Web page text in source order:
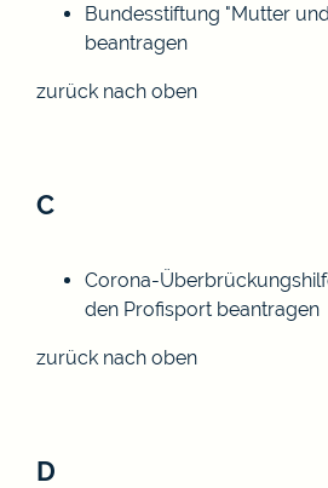
Bundesstiftung "Mutter
beantragen
zurück nach oben
C
Corona-
den Profisport beantragen
zurück nach oben
D